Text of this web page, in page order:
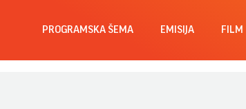
PROGRAMSKA ŠEMA EMISIJA FILM